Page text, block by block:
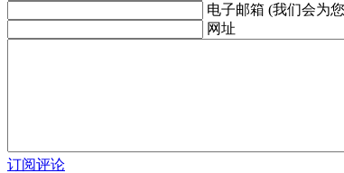
电子邮箱 (我们会为
网址
订阅评论